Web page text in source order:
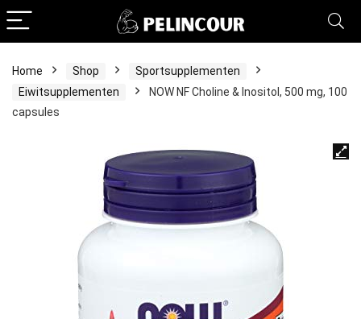
Home Shop
Sportsupplementen
Eiwitsupplementen
NOW NF Choline & Inositol, 500 mg, 100
capsules